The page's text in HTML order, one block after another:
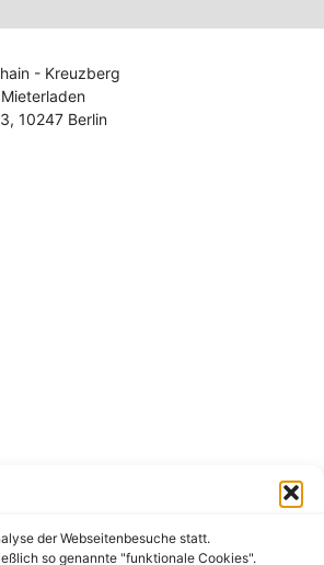
der Webseitenbesuche statt.
so genannte "funktionale Cookies".
- Kreuzberg
10247 Berlin